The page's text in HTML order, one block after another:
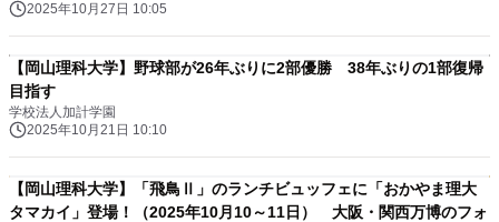
2025年10月27日 10:05
【岡山理科大学】野球部が26年ぶりに2部優勝 38年ぶりの1部復帰
目指す
学校法人加計学園
2025年10月21日 10:10
【岡山理科大学】「飛鳥Ⅱ」のランチビュッフェに「おかやま理大
タマカイ」登場！（2025年10月10～11日） 大阪・関西万博のフォ